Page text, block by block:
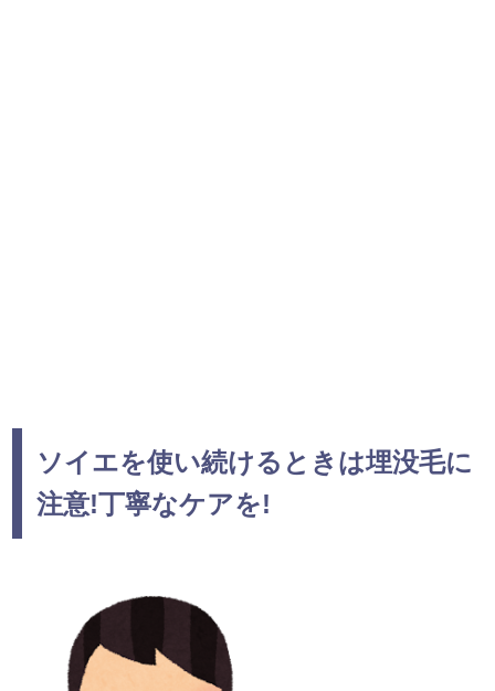
ソイエを使い続けるときは埋没毛に
注意!丁寧なケアを!